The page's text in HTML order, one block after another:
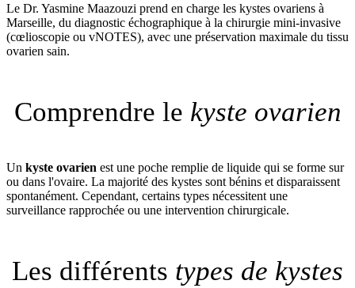
Le Dr. Yasmine Maazouzi prend en charge les kystes ovariens à
Marseille, du diagnostic échographique à la chirurgie mini-invasive
(cœlioscopie ou vNOTES), avec une préservation maximale du tissu
ovarien sain.
Comprendre le kyste ovarien
Un kyste ovarien est une poche remplie de liquide qui se forme sur
ou dans l'ovaire. La majorité des kystes sont bénins et disparaissent
spontanément. Cependant, certains types nécessitent une
surveillance rapprochée ou une intervention chirurgicale.
Les différents types de kystes